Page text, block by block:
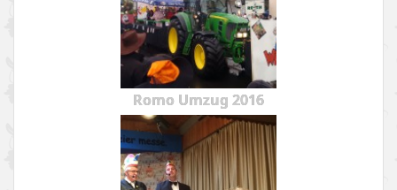
Romo Umzug 2016